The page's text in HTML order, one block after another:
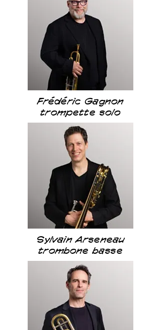
Frédéric Gagnon
trompette solo
Sylvain Arseneau
trombone basse